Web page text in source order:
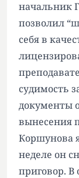
начальник
позволил
себя в
судимость
документы
вынесения
Коршунова
неделе он
приговор. В